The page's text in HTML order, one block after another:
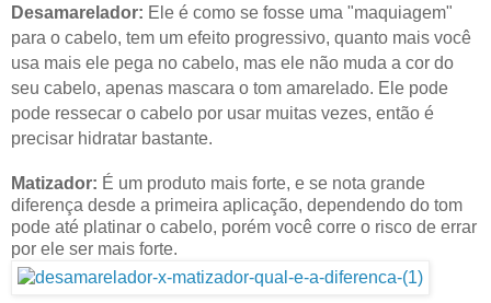
Desamarelador: Ele é como se fosse uma "maquiagem"
para o cabelo, tem um efeito progressivo, quanto mais você
usa mais ele pega no cabelo, mas ele não muda a cor do
seu cabelo, apenas mascara o tom amarelado. Ele pode
pode ressecar o cabelo por usar muitas vezes, então é
precisar hidratar bastante.
Matizador: É um produto mais forte, e se nota grande
diferença desde a primeira aplicação, dependendo do tom
pode até platinar o cabelo, porém você corre o risco de errar
por ele ser mais forte.